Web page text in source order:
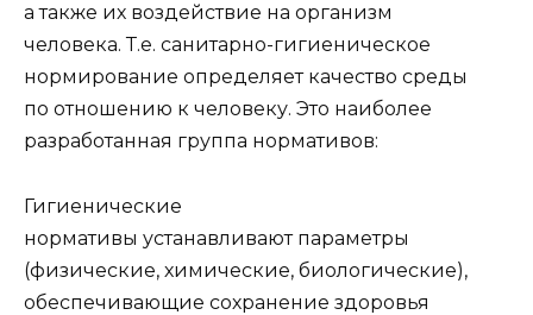
а также их воздействие на организм
человека. Т.е. санитарно-гигиеническое
нормирование определяет качество среды
по отношению к человеку. Это наиболее
разработанная группа нормативов:
Гигиенические
нормативы устанавливают параметры
(физические, химические, биологические),
обеспечивающие сохранение здоровья